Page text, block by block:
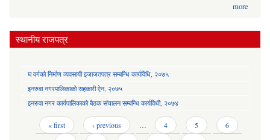
more
स्थानीय राजपत्र
घ वर्गको निर्माण व्यवसायी इजाजतपत्र सम्बन्धि कार्यविधि, २०७५
इनरुवा नगरपालिकाको सहकारी ऐन, २०७५
इनरुवा नगर कार्यपालिकाको बैठक संचालन सम्बन्धि कार्यविधी, २०७४
Pages « first ‹ previous … 4 5
6